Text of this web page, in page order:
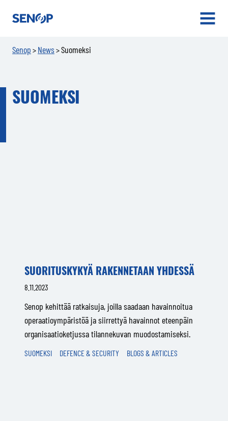
Senop
Senop > News>Suomeksi
SUOMEKSI
SUORITUSKYKYÄ RAKENNETAAN YHDESSÄ
8.11.2023
Senop kehittää ratkaisuja, joilla saadaan havainnoitua
operaatioympäristöä ja siirrettyä havainnot eteenpäin
organisaatioketjussa tilannekuvan muodostamiseksi.
SUOMEKSI DEFENCE & SECURITY BLOGS & ARTICLES